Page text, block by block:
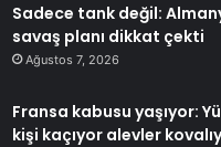
Sadece tank değil:
savaş planı dikkat çekti
Ağustos 7, 2026
Fransa kabusu yaşıyor:
kişi kaçıyor alevler